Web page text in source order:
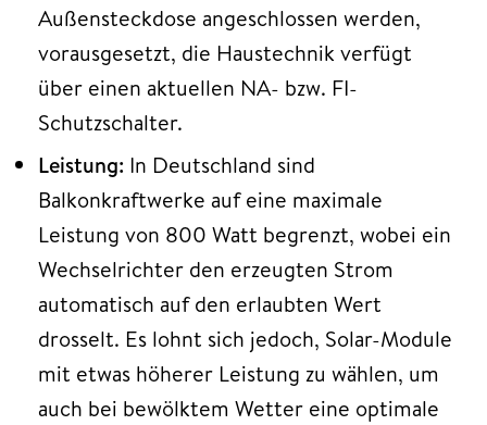
Außensteckdose angeschlossen werden,
vorausgesetzt, die Haustechnik verfügt
über einen aktuellen NA- bzw. FI-
Schutzschalter.
Leistung: In Deutschland sind
Balkonkraftwerke auf eine maximale
Leistung von 800 Watt begrenzt, wobei ein
Wechselrichter den erzeugten Strom
automatisch auf den erlaubten Wert
drosselt. Es lohnt sich jedoch, Solar-Module
mit etwas höherer Leistung zu wählen, um
auch bei bewölktem Wetter eine optimale